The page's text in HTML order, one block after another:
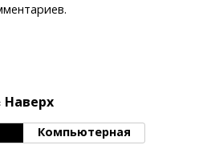
Наверх
Компьютерная